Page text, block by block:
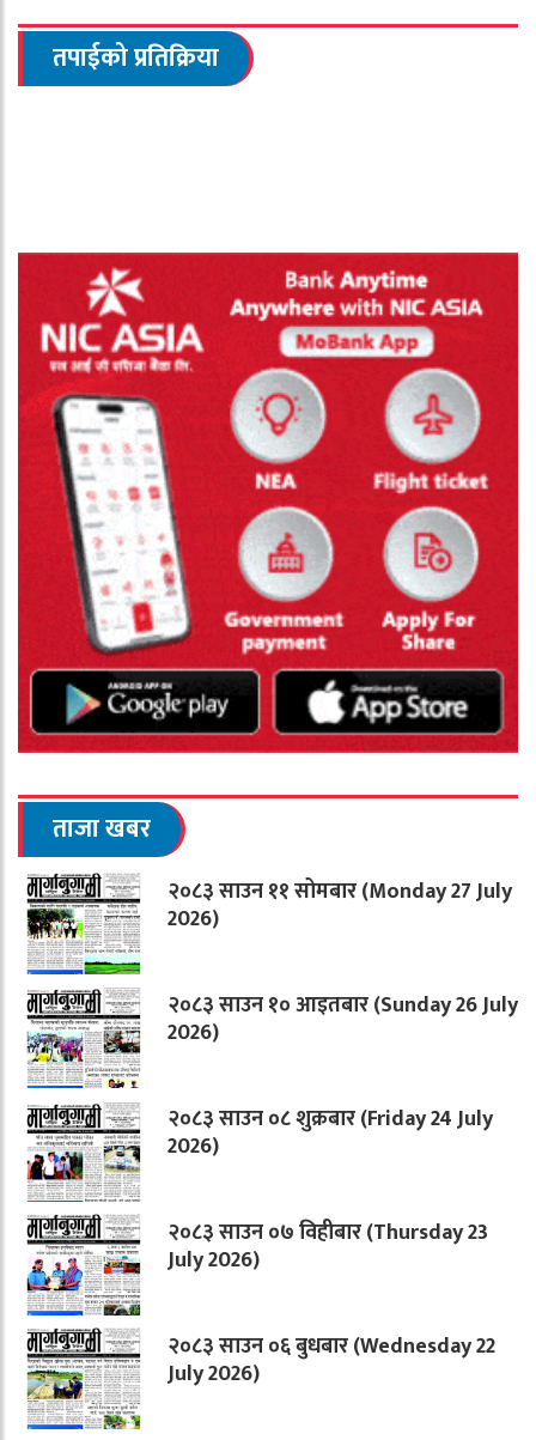
तपाईको प्रतिक्रिया
ताजा खबर
२०८३ साउन ११ सोमबार (Monday 27 July
2026)
२०८३ साउन १० आइतबार (Sunday 26 July
2026)
२०८३ साउन ०८ शुक्रबार (Friday 24 July
2026)
२०८३ साउन ०७ विहीबार (Thursday 23
July 2026)
२०८३ साउन ०६ बुधबार (Wednesday 22
July 2026)